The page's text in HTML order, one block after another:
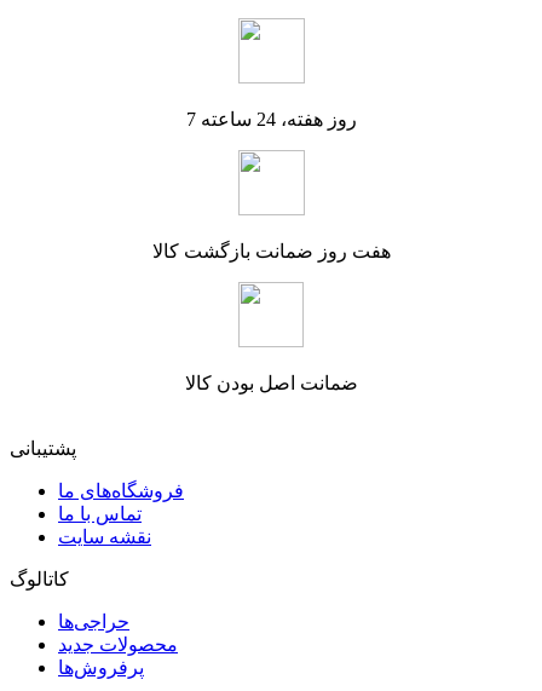
7 روز هفته، 24 ساعته
هفت روز ضمانت بازگشت کالا
ضمانت اصل بودن کالا
پشتیبانی
فروشگاه‌های ما
تماس با ما
نقشه سایت
کاتالوگ
حراجی‌ها
محصولات جدید
پرفروش‌ها